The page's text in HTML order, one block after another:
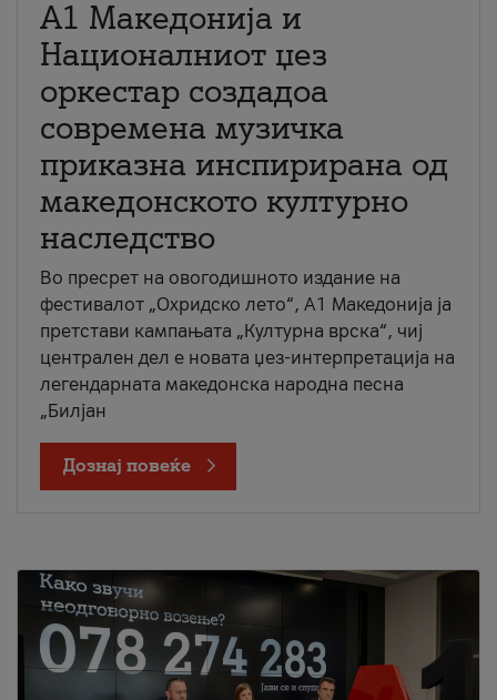
А1 Македонија и
Националниот џез
оркестар создадоа
современа музичка
приказна инспирирана од
македонското културно
наследство
Во пресрет на овогодишното издание на
фестивалот „Охридско лето“, А1 Македонија ја
претстави кампањата „Културна врска“, чиј
централен дел е новата џез-интерпретација на
легендарната македонска народна песна
„Билјан
Дознај повеќе